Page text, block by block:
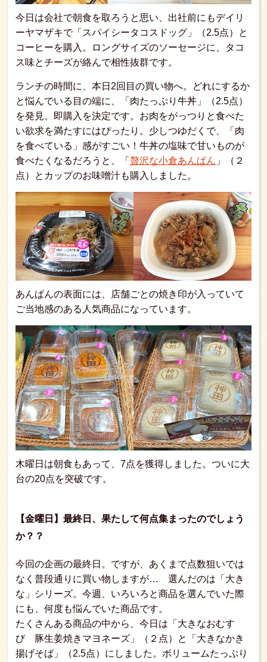
今日は会社で朝食を取ろうと思い、出社前にもデイリ
ーヤマザキで「スパイシータコスドッグ」（2.5点）と
コーヒーを購入。ロングサイズのソーセージに、タコ
ス味とチーズが絡んで相性抜群です。
ランチの時間に、本日2回目の買い物へ。どれにするか
と悩んでいる目の端に、「肉たっぷり牛丼」（2.5点）
を発見。即購入を決定です。お肉をがっつりと食べた
い欲求を満たすにはぴったり。少しつゆだくで、「肉
を食べている」感がすごい！牛丼の塩味で甘いものが
食べたくなるだろうと、「 贅沢な小倉あんぱん 」（２
点）とカップのお味噌汁も購入しました。
あんぱんの表面には、店舗ごとの焼き印が入っていて
ご当地感のある人気商品になっています。
木曜日は朝食もあって、7点を獲得しました。ついに大
台の20点を突破です。
【金曜日】最終日、果たして何点集まったのでしょう
か？？
今回の企画の最終日。ですが、あくまで点数狙いでは
なく普段通りに買い物しますが… 選んだのは「大き
な」シリーズ。今週、いろいろと商品を選んでいた際
にも、何度も悩んでいた商品です。
たくさんある商品の中から、今日は「大きなおむす
び 豚生姜焼きマヨネーズ」（２点）と「大きなかき
揚げそば」（2.5点）にしました。ボリュームたっぷり